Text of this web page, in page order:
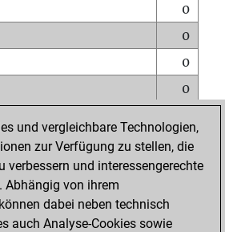
0
0
0
0
Brett
0
0
und vergleichbare Technologien,
zur Verfügung zu stellen, die
verbessern und interessengerechte
Abhängig von ihrem
dabei neben technisch
auch Analyse-Cookies sowie